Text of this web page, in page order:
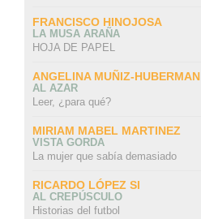
FRANCISCO HINOJOSA
LA MUSA ARAÑA
HOJA DE PAPEL
ANGELINA MUÑIZ-HUBERMAN
AL AZAR
Leer, ¿para qué?
MIRIAM MABEL MARTINEZ
VISTA GORDA
La mujer que sabía demasiado
RICARDO LÓPEZ SI
AL CREPÚSCULO
Historias del futbol